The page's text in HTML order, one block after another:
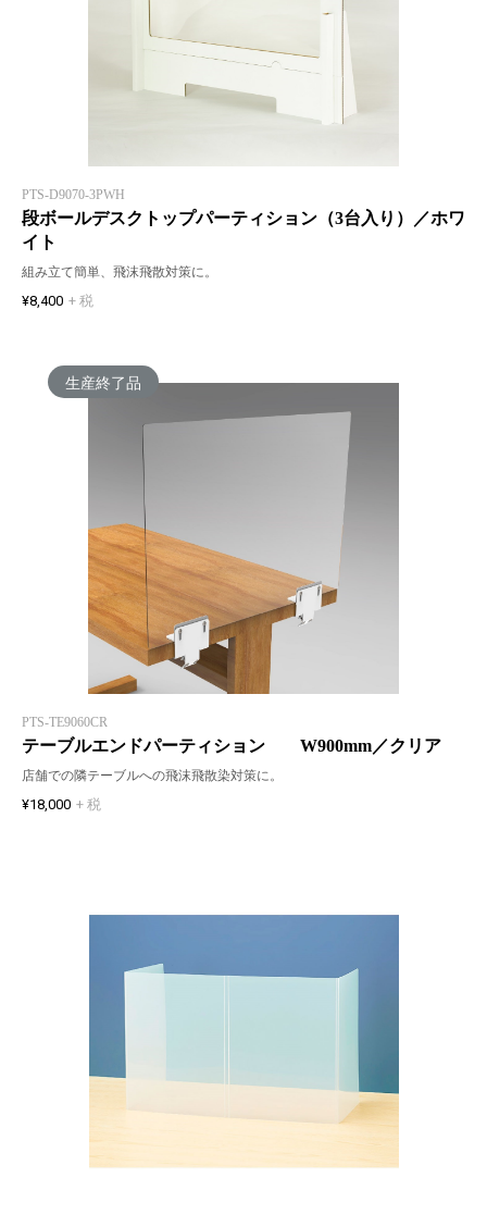
PTS-D9070-3PWH
段ボールデスクトップパーティション（3台入り）／ホワ
イト
組み立て簡単、飛沫飛散対策に。
¥8,400 + 税
生産終了品
PTS-TE9060CR
テーブルエンドパーティション W900mm／クリア
店舗での隣テーブルへの飛沫飛散染対策に。
¥18,000 + 税